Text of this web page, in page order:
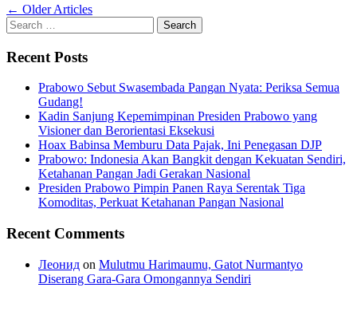
Posts
navigation
← Older Articles
Search
for:
Recent Posts
Prabowo Sebut Swasembada Pangan Nyata: Periksa Semua
Gudang!
Kadin Sanjung Kepemimpinan Presiden Prabowo yang
Visioner dan Berorientasi Eksekusi
Hoax Babinsa Memburu Data Pajak, Ini Penegasan DJP
Prabowo: Indonesia Akan Bangkit dengan Kekuatan Sendiri,
Ketahanan Pangan Jadi Gerakan Nasional
Presiden Prabowo Pimpin Panen Raya Serentak Tiga
Komoditas, Perkuat Ketahanan Pangan Nasional
Recent Comments
Леонид on Mulutmu Harimaumu, Gatot Nurmantyo
Diserang Gara-Gara Omongannya Sendiri